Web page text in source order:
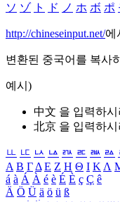
ソ ゾ ト ド ノ ホ ボ ポ
http://chineseinput.net/에
변환된 중국어를 복사
예시)
中文 을 입력하시
北京 을 입력하시
ㅥ ㅦ ㅧ ㅨ ㅩ ㅪ ㅫ ㅬ
Α Β ΓΔ Ε Ζ Η Θ Ι ΚΛ
á à Á À é è É È ç Ç ê
Ä Ö Ü ä ö ü ß